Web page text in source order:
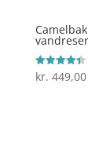
Vurderet
4.4
kr. 449,00